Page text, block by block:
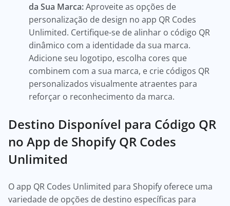
da Sua Marca:Aproveite as opções de
personalização de design no app QR Codes
Unlimited. Certifique-se de alinhar o código QR
dinâmico com a identidade da sua marca.
Adicione seu logotipo, escolha cores que
combinem com a sua marca, e crie códigos QR
personalizados visualmente atraentes para
reforçar o reconhecimento da marca.
Destino Disponível para Código QR
no App de Shopify QR Codes
Unlimited
O app QR Codes Unlimited para Shopify oferece uma
variedade de opções de destino específicas para